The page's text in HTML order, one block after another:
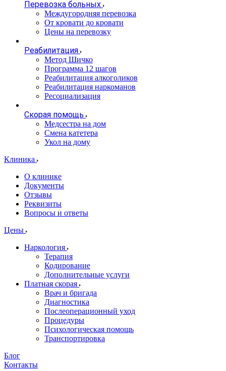
Перевозка больных
Междугородняя перевозка
От кровати до кровати
Цены на перевозку
Реабилитация
Метод Шичко
Программа 12 шагов
Реабилитация алкоголиков
Реабилитация наркоманов
Ресоциализация
Скорая помощь
Медсестра на дом
Смена катетера
Укол на дому
Клиника
О клинике
Документы
Отзывы
Реквизиты
Вопросы и ответы
Цены
Наркология
Терапия
Кодирование
Дополнительные услуги
Платная скорая
Врач и бригада
Диагностика
Послеоперационный уход
Процедуры
Психологическая помощь
Транспортировка
Блог
Контакты